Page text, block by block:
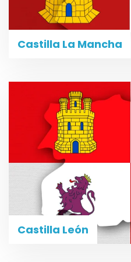
Castilla La Mancha
Castilla León